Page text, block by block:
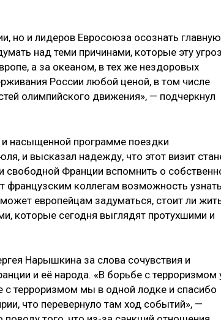
но и лидеров Евросоюза осознать главную
над теми причинами, которые эту
а за океаном, в тех же нездоровых
России любой ценой, в том числе
олимпийского движения», — подчеркнул
насыщенной программе поездки
и высказал надежду, что этот визит
Франции вспомнить о
французским коллегам возможность
европейцам задуматься, стоит ли
которые сегодня выглядят протухшими и
Нарышкина за слова сочувствия и
и её народа. «В борьбе с терроризмом
с терроризмом мы в одной лодке и спасибо
что перевернуло там ход событий», —